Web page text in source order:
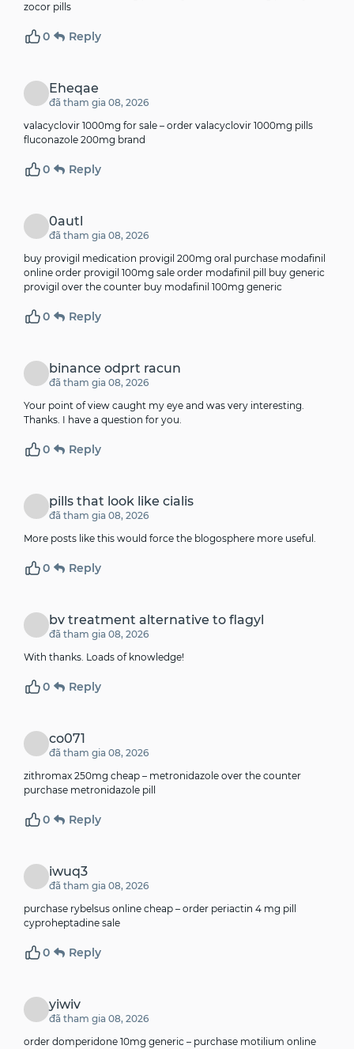
zocor pills
0 Reply
Eheqae
đã tham gia 08, 2026
valacyclovir 1000mg for sale – order valacyclovir 1000mg pills
fluconazole 200mg brand
0 Reply
0autl
đã tham gia 08, 2026
buy provigil medication provigil 200mg oral purchase modafinil
online order provigil 100mg sale order modafinil pill buy generic
provigil over the counter buy modafinil 100mg generic
0 Reply
binance odprt racun
đã tham gia 08, 2026
Your point of view caught my eye and was very interesting.
Thanks. I have a question for you.
0 Reply
pills that look like cialis
đã tham gia 08, 2026
More posts like this would force the blogosphere more useful.
0 Reply
bv treatment alternative to flagyl
đã tham gia 08, 2026
With thanks. Loads of knowledge!
0 Reply
co071
đã tham gia 08, 2026
zithromax 250mg cheap – metronidazole over the counter
purchase metronidazole pill
0 Reply
iwuq3
đã tham gia 08, 2026
purchase rybelsus online cheap – order periactin 4 mg pill
cyproheptadine sale
0 Reply
yiwiv
đã tham gia 08, 2026
order domperidone 10mg generic – purchase motilium online